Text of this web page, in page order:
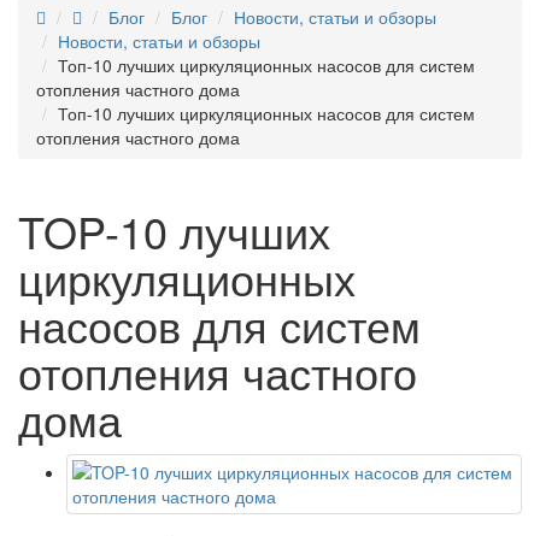
Блог Блог
Новости, статьи и обзоры
Новости, статьи и обзоры
Топ-10 лучших циркуляционных насосов для систем
отопления частного дома
Топ-10 лучших циркуляционных насосов для систем
отопления частного дома
TOP-10 лучших
циркуляционных
насосов для систем
отопления частного
дома